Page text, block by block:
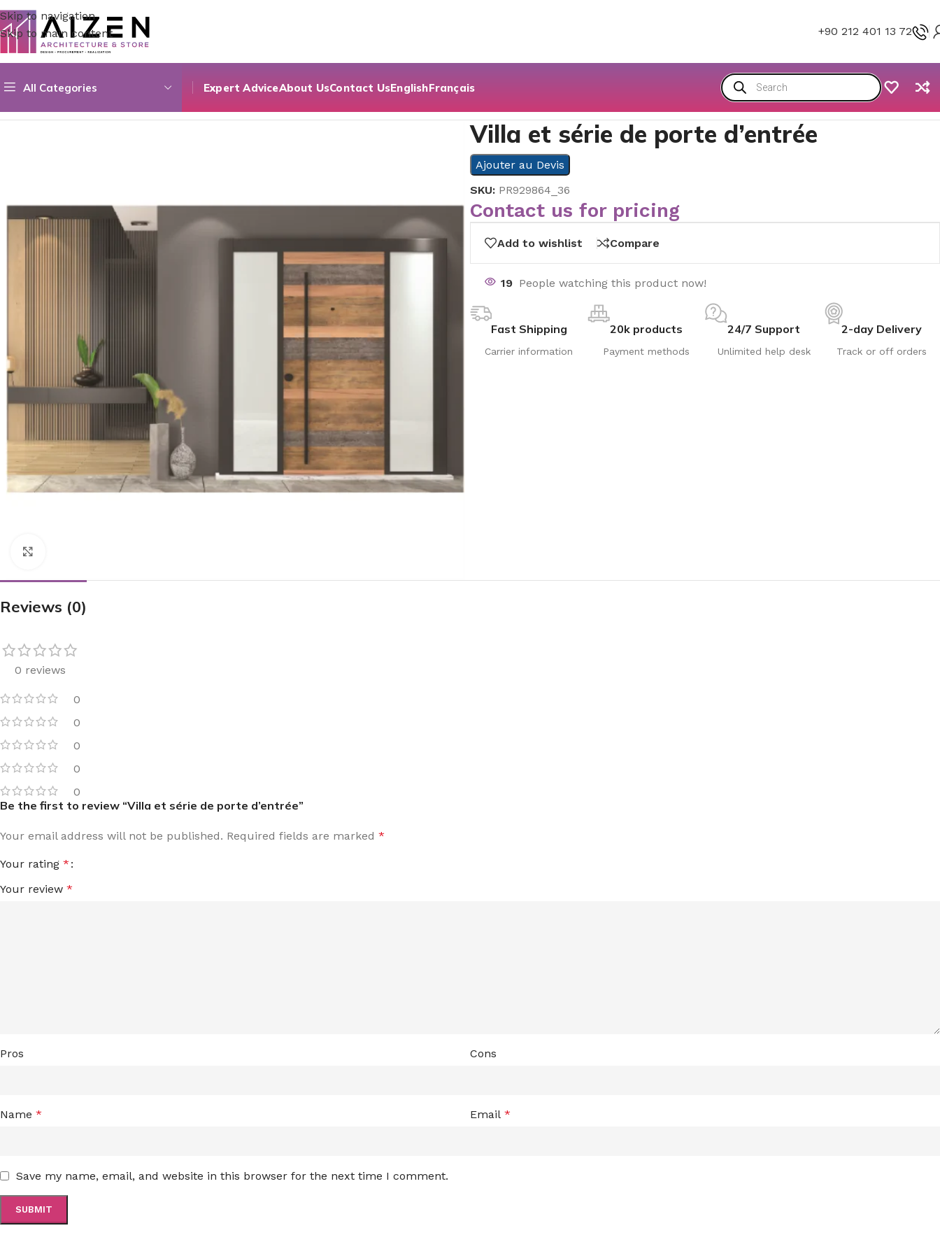
Skip to navigation
Skip to main content
+90 212 401 13 72
All Categories Expert AdviceAbout UsContact UsEnglishFrançais
Villa et série de porte d’entrée
Ajouter au Devis
SKU: PR929864_36
Contact us for pricing
Add to wishlist Compare
19 People watching this product now!
Fast Shipping
Carrier information
20k products
Payment methods
24/7 Support
Unlimited help desk
2-day Delivery
Track or off orders
Reviews (0)
0 reviews
0
0
0
0
0
Be the first to review “Villa et série de porte d’entrée”
Your email address will not be published. Required fields are marked *
Your rating *
Your review *
Pros Cons
Name * Email *
Save my name, email, and website in this browser for the next time I comment.